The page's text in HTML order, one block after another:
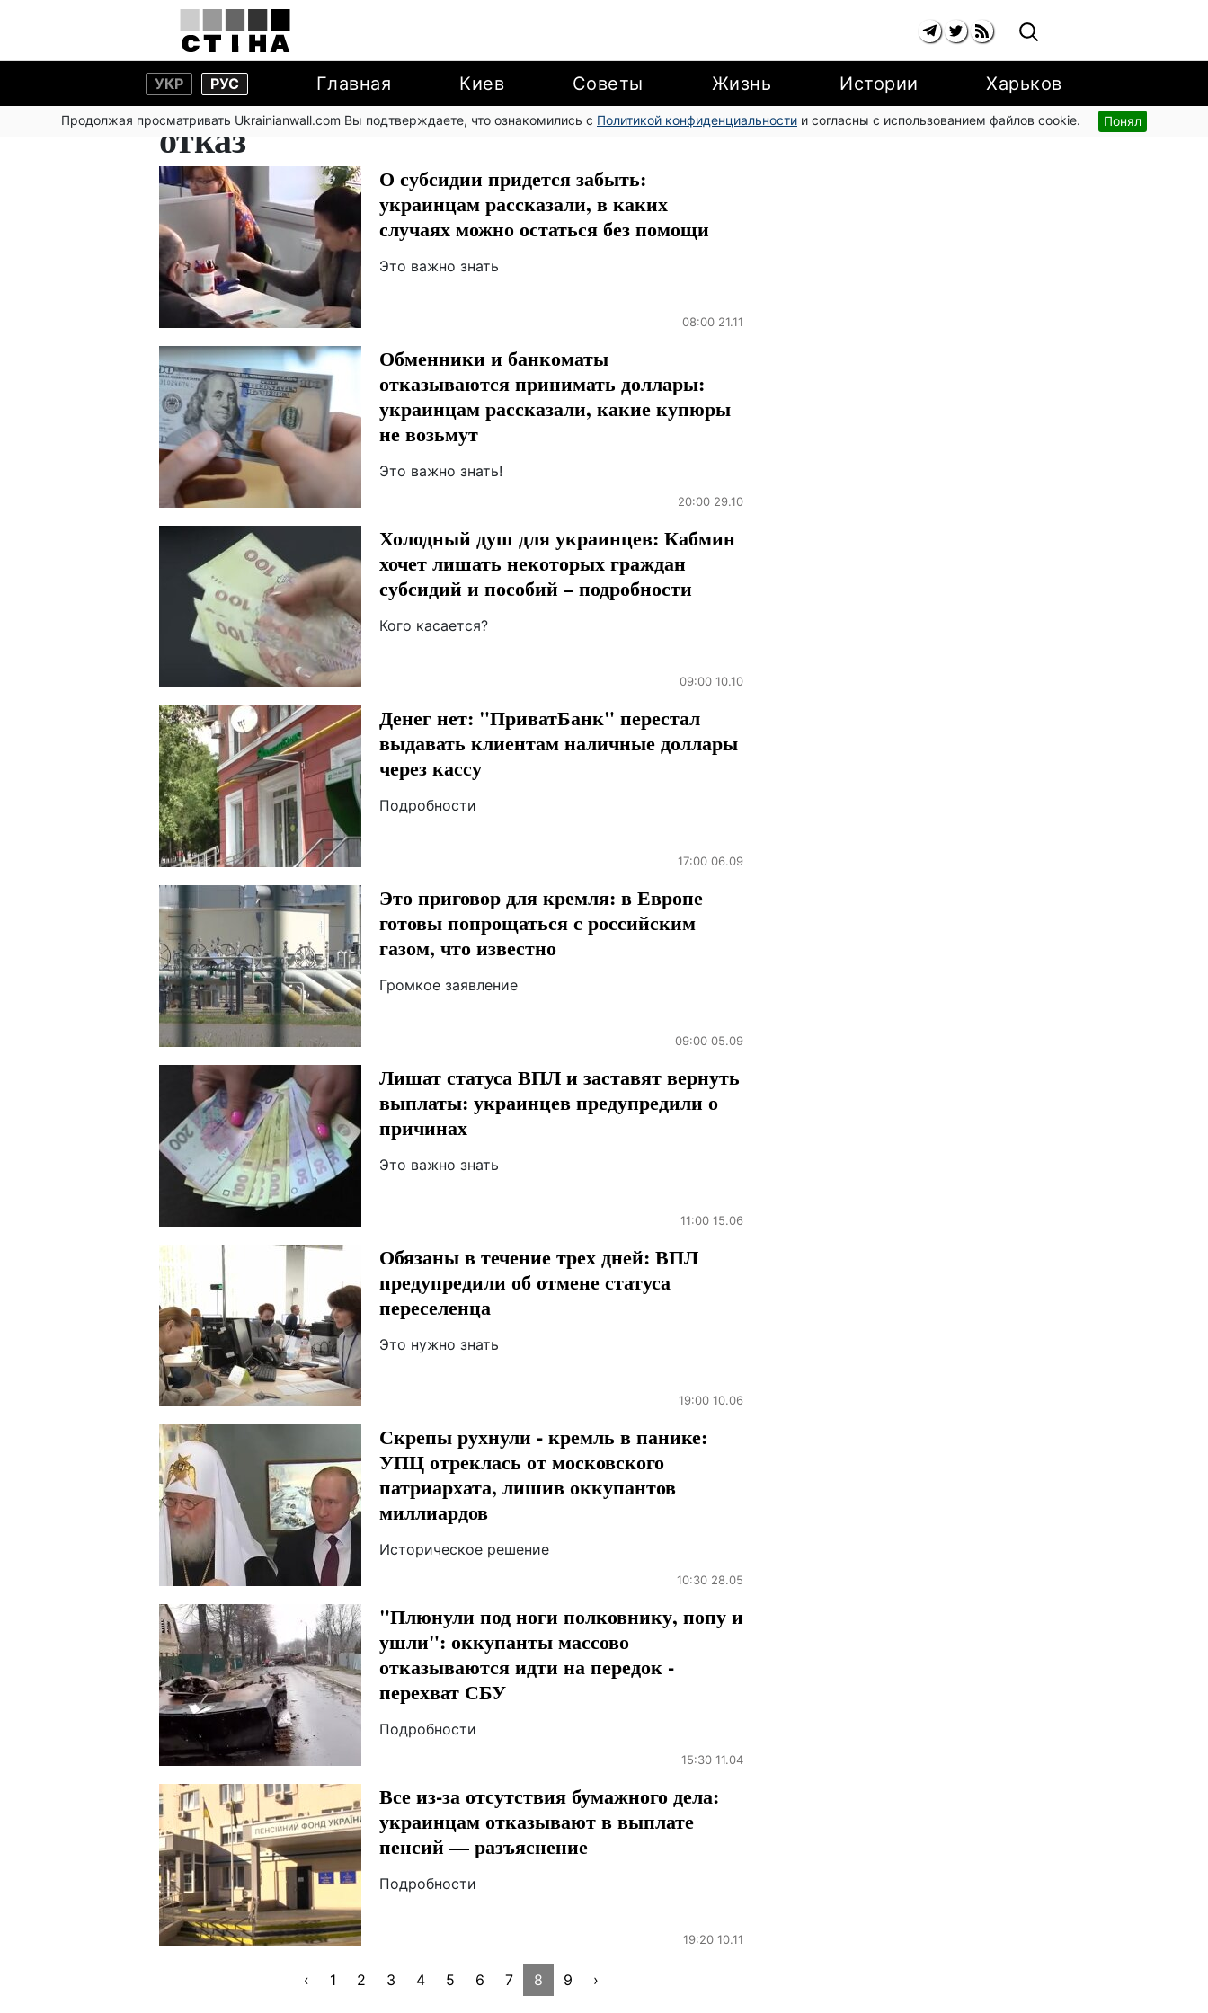
УКР РУС Главная Киев Советы Жизнь Истории Харьков
Продолжая просматривать Ukrainianwall.com Вы подтверждаете, что ознакомились с Политикой конфиденциальности и согласны с использованием файлов cookie. Понял
отказ
О субсидии придется забыть:
украинцам рассказали, в каких
случаях можно остаться без помощи
Это важно знать
08:00 21.11
Обменники и банкоматы
отказываются принимать доллары:
украинцам рассказали, какие купюры
не возьмут
Это важно знать!
20:00 29.10
Холодный душ для украинцев: Кабмин
хочет лишать некоторых граждан
субсидий и пособий – подробности
Кого касается?
09:00 10.10
Денег нет: "ПриватБанк" перестал
выдавать клиентам наличные доллары
через кассу
Подробности
17:00 06.09
Это приговор для кремля: в Европе
готовы попрощаться с российским
газом, что известно
Громкое заявление
09:00 05.09
Лишат статуса ВПЛ и заставят вернуть
выплаты: украинцев предупредили о
причинах
Это важно знать
11:00 15.06
Обязаны в течение трех дней: ВПЛ
предупредили об отмене статуса
переселенца
Это нужно знать
19:00 10.06
Скрепы рухнули - кремль в панике:
УПЦ отреклась от московского
патриархата, лишив оккупантов
миллиардов
Историческое решение
10:30 28.05
"Плюнули под ноги полковнику, попу и
ушли": оккупанты массово
отказываются идти на передок -
перехват СБУ
Подробности
15:30 11.04
Все из-за отсутствия бумажного дела:
украинцам отказывают в выплате
пенсий — разъяснение
Подробности
19:20 10.11
‹ 1 2 3 4 5 6 7 8 9 ›